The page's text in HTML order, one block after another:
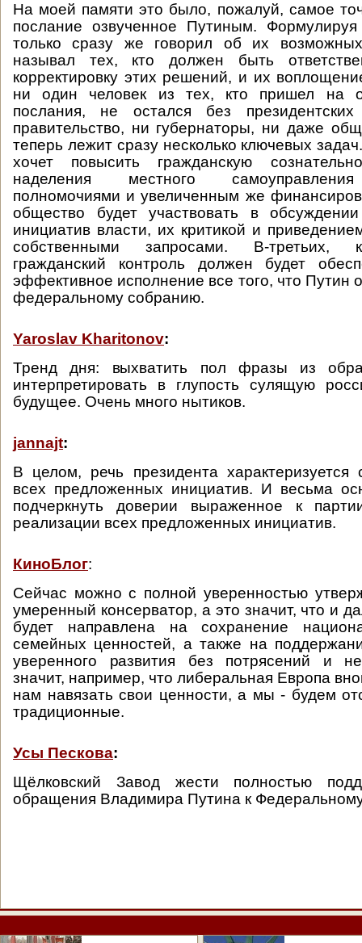
На моей памяти это было, пожалуй, самое
послание озвученное Путиным.
только сразу же говорил об их
называл тех, кто должен быть
корректировку этих решений, и их
ни один человек из тех, кто пришел на
послания, не остался без
правительство, ни губернаторы, ни даже
теперь лежит сразу несколько ключевых
хочет повысить гражданскую
наделения местного
полномочиями и увеличенным же
общество будет участвовать в обсуждении
инициатив власти, их критикой и
собственными запросами. В-третьих,
гражданский контроль должен будет
эффективное исполнение все того, что Путин
федеральному собранию.
Yaroslav Kharitonov:
Тренд дня: выхватить пол фразы из
интерпретировать в глупость сулящую
будущее. Очень много нытиков.
jannajt:
В целом, речь президента характеризуется
всех предложенных инициатив. И весьма
подчеркнуть доверии выраженное к
реализации всех предложенных инициатив.
КиноБлог:
Сейчас можно с полной уверенностью
умеренный консерватор, а это значит, что и
будет направлена на сохранение
семейных ценностей, а также на
уверенного развития без потрясений и
значит, например, что либеральная Европа
нам навязать свои ценности, а мы - будем
традиционные.
Усы Пескова:
Щёлковский Завод жести полностью
обращения Владимира Путина к